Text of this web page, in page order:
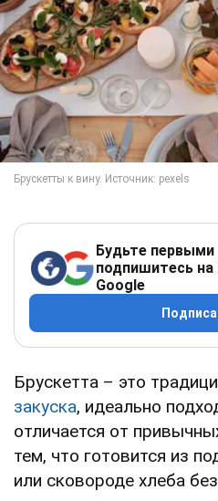
Будьте первыми
подпишитесь на
Google
Брускетта – это
закуска, идеально
отличается от
тем, что готовится из
или сковороде хлеба